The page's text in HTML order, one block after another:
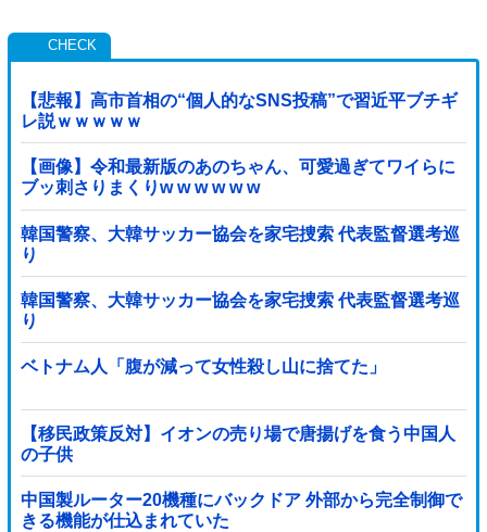
【悲報】高市首相の“個人的なSNS投稿”で習近平ブチギ
レ説ｗｗｗｗｗ
【画像】令和最新版のあのちゃん、可愛過ぎてワイらに
ブッ刺さりまくりw w w w w w
韓国警察、大韓サッカー協会を家宅捜索 代表監督選考巡
り
韓国警察、大韓サッカー協会を家宅捜索 代表監督選考巡
り
ベトナム人「腹が減って女性殺し山に捨てた」
【移民政策反対】イオンの売り場で唐揚げを食う中国人
の子供
中国製ルーター20機種にバックドア 外部から完全制御で
きる機能が仕込まれていた